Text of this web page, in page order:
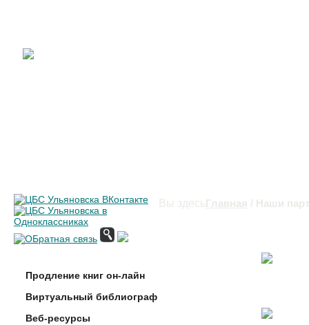
Вы здесь Главная / Наши
Продление книг он-лайн
Виртуальный библиограф
Веб-ресурсы